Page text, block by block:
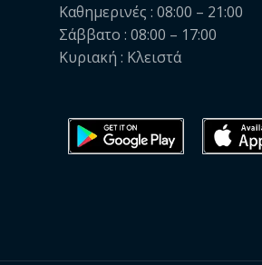
Καθημερινές : 08:00 – 21:00
Σάββατο : 08:00 – 17:00
Κυριακή : Κλειστά